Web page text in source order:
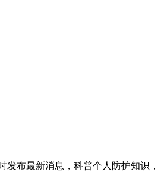
布最新消息，科普个人防护知识，